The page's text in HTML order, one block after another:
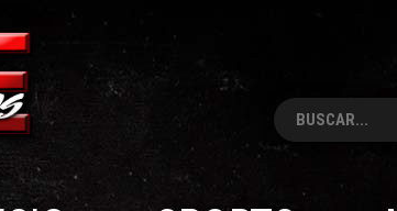
Pesquisar